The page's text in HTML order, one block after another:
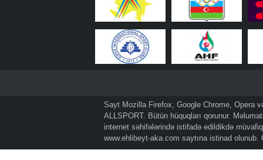
Sayt Mozilla Firefox, Google Chrome, Opera
ALLSPORT. Bütün hüquqları qorunur.
internet səhifələrində istifadə edildikdə
www.ehlibeyt-aka.com saytına istinad olunub.